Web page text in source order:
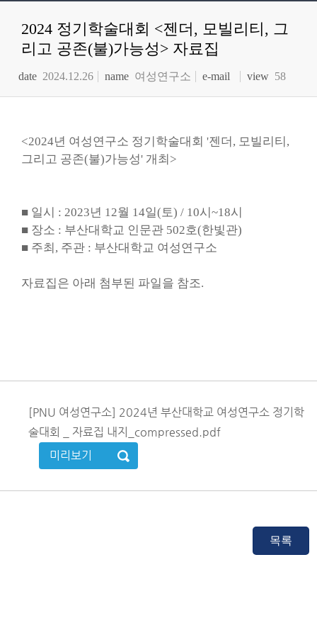
2024 정기학술대회 <젠더, 모빌리티, 그
리고 공존(불)가능성> 자료집
date 2024.12.26 name 여성연구소 e-mail view 58
<2024년 여성연구소 정기학술대회 '젠더, 모빌리티,
그리고 공존(불)가능성' 개최>
■ 일시 : 2023년 12월 14일(토) / 10시~18시
■ 장소 : 부산대학교 인문관 502호(한빛관)
■ 주최, 주관 : 부산대학교 여성연구소
자료집은 아래 첨부된 파일을 참조.
[PNU 여성연구소] 2024년 부산대학교 여성연구소 정기학
술대회 _ 자료집 내지_compressed.pdf
미리보기